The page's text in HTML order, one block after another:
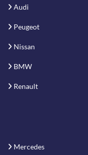
Audi
Peugeot
Nissan
BMW
Renault
Mercedes